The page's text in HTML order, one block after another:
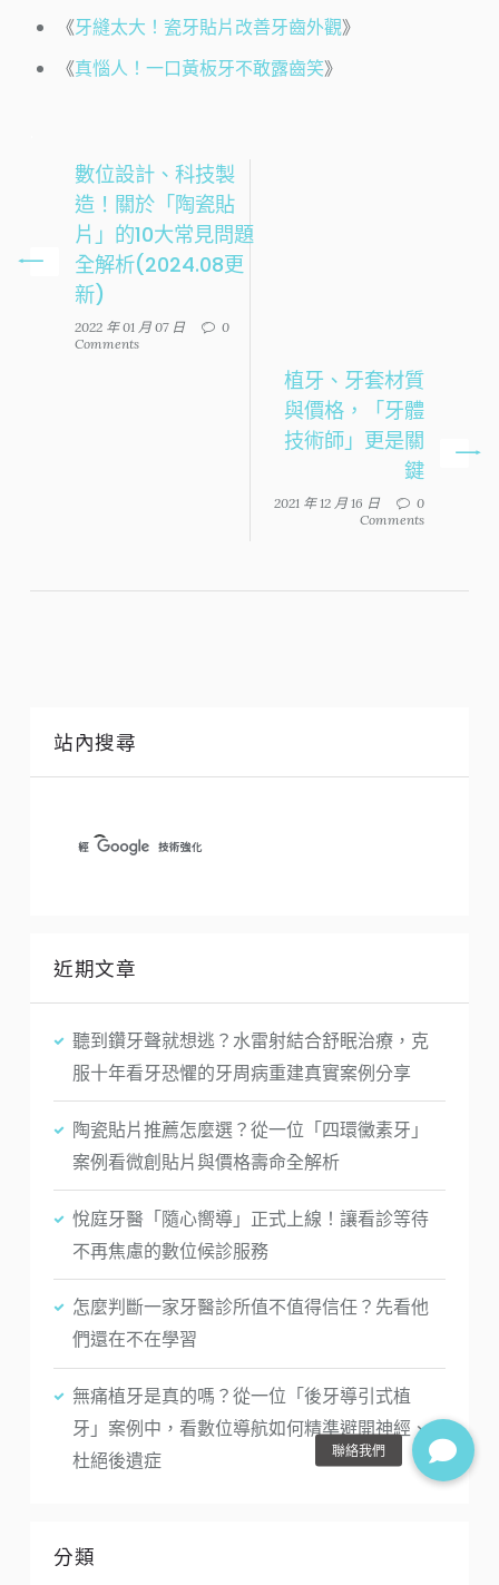
《牙縫太大！瓷牙貼片改善牙齒外觀》
《真惱人！一口黃板牙不敢露齒笑》
數位設計、科技製
造！關於「陶瓷貼
片」的10大常見問題
全解析(2024.08更
新)
2022 年 01 月 07 日
0
Comments
植牙、牙套材質
與價格，「牙體
技術師」更是關
鍵
2021 年 12 月 16 日
0
Comments
站內搜尋
近期文章
聽到鑽牙聲就想逃？水雷射結合舒眠治療，克
服十年看牙恐懼的牙周病重建真實案例分享
陶瓷貼片推薦怎麼選？從一位「四環黴素牙」
案例看微創貼片與價格壽命全解析
悅庭牙醫「隨心嚮導」正式上線！讓看診等待
不再焦慮的數位候診服務
怎麼判斷一家牙醫診所值不值得信任？先看他
們還在不在學習
無痛植牙是真的嗎？從一位「後牙導引式植
牙」案例中，看數位導航如何精準避開神經、
杜絕後遺症
分類